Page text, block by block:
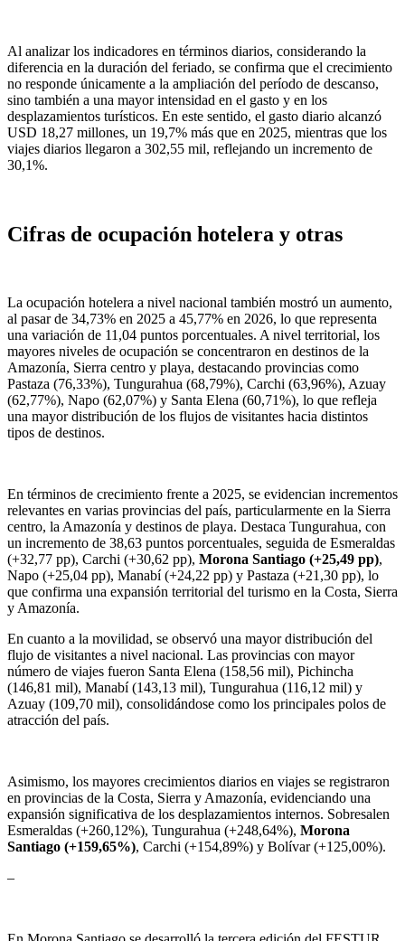
Al analizar los indicadores en términos diarios, considerando la
diferencia en la duración del feriado, se confirma que el crecimiento
no responde únicamente a la ampliación del período de descanso,
sino también a una mayor intensidad en el gasto y en los
desplazamientos turísticos. En este sentido, el gasto diario alcanzó
USD 18,27 millones, un 19,7% más que en 2025, mientras que los
viajes diarios llegaron a 302,55 mil, reflejando un incremento de
30,1%.
Cifras de ocupación hotelera y otras
La ocupación hotelera a nivel nacional también mostró un aumento,
al pasar de 34,73% en 2025 a 45,77% en 2026, lo que representa
una variación de 11,04 puntos porcentuales. A nivel territorial, los
mayores niveles de ocupación se concentraron en destinos de la
Amazonía, Sierra centro y playa, destacando provincias como
Pastaza (76,33%), Tungurahua (68,79%), Carchi (63,96%), Azuay
(62,77%), Napo (62,07%) y Santa Elena (60,71%), lo que refleja
una mayor distribución de los flujos de visitantes hacia distintos
tipos de destinos.
En términos de crecimiento frente a 2025, se evidencian incrementos
relevantes en varias provincias del país, particularmente en la Sierra
centro, la Amazonía y destinos de playa. Destaca Tungurahua, con
un incremento de 38,63 puntos porcentuales, seguida de Esmeraldas
(+32,77 pp), Carchi (+30,62 pp), Morona Santiago (+25,49 pp),
Napo (+25,04 pp), Manabí (+24,22 pp) y Pastaza (+21,30 pp), lo
que confirma una expansión territorial del turismo en la Costa, Sierra
y Amazonía.
En cuanto a la movilidad, se observó una mayor distribución del
flujo de visitantes a nivel nacional. Las provincias con mayor
número de viajes fueron Santa Elena (158,56 mil), Pichincha
(146,81 mil), Manabí (143,13 mil), Tungurahua (116,12 mil) y
Azuay (109,70 mil), consolidándose como los principales polos de
atracción del país.
Asimismo, los mayores crecimientos diarios en viajes se registraron
en provincias de la Costa, Sierra y Amazonía, evidenciando una
expansión significativa de los desplazamientos internos. Sobresalen
Esmeraldas (+260,12%), Tungurahua (+248,64%), Morona
Santiago (+159,65%), Carchi (+154,89%) y Bolívar (+125,00%).
–